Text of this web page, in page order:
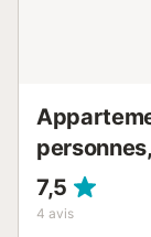
7,5
4 avis